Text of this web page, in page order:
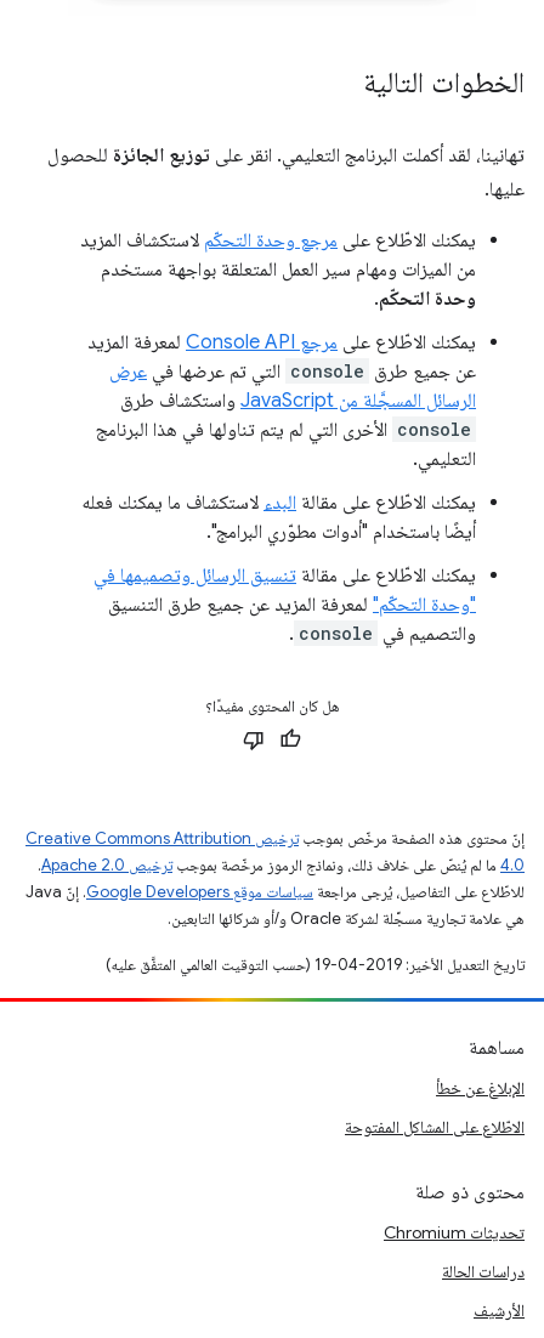
الخطوات التالية
تهانينا، لقد أكملت البرنامج التعليمي. انقر على توزيع الجائزة للحصول
عليها.
يمكنك الاطّلاع على مرجع وحدة التحكّم لاستكشاف المزيد
من الميزات ومهام سير العمل المتعلقة بواجهة مستخدم
وحدة التحكّم.
يمكنك الاطّلاع على مرجع Console API
لمعرفة المزيد
عن جميع طرق console التي تم عرضها في عرض
الرسائل المسجَّلة من JavaScript
واستكشاف طرق
console الأخرى التي لم يتم تناولها في هذا البرنامج
التعليمي.
يمكنك الاطّلاع على مقالة البدء لاستكشاف ما يمكنك فعله
أيضًا باستخدام "أدوات مطوّري البرامج".
يمكنك الاطّلاع على مقالة تنسيق الرسائل وتصميمها في
"وحدة التحكّم" لمعرفة المزيد عن جميع طرق التنسيق
والتصميم في console
.
هل كان المحتوى مفيدًا؟
إنّ محتوى هذه الصفحة مرخّص بموجب
ترخيص Creative Commons Attribution
4.0‏ ما لم يُنصّ على خلاف ذلك، ونماذج الرموز مرخّصة بموجبترخيص Apache 2.0‏
.
للاطّلاع على التفاصيل، يُرجى مراجعة سياسات موقع Google Developers‏
. إنّ Java
هي علامة تجارية مسجَّلة لشركة Oracle و/أو شركائها التابعين.
تاريخ التعديل الأخير: 2019-04-19 (حسب التوقيت العالمي المتفَّق عليه)
مساهمة
الإبلاغ عن خطأ
الاطّلاع على المشاكل المفتوحة
محتوى ذو صلة
تحديثات Chromium
دراسات الحالة
الأرشيف